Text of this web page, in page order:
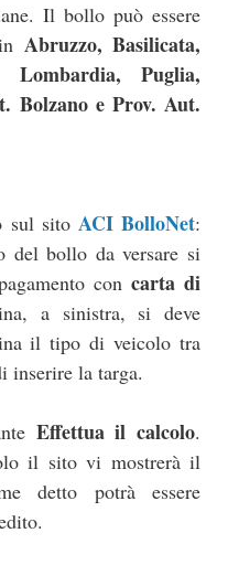
Il bollo può essere
Abruzzo, Basilicata,
Puglia,
Bolzano e Prov. Aut.
sul sito ACI BolloNet:
del bollo da versare si
concarta di
a sinistra, si deve
il tipo di veicolo tra
inserire la targa.
Effettua il calcolo.
il sito vi mostrerà il
detto potrà essere